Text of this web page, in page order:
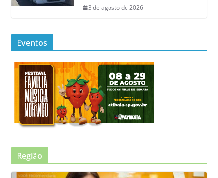
3 de agosto de 2026
Eventos
Região